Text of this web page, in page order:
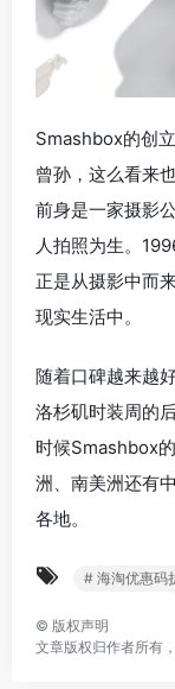
Smashbox的创
曾孙，这么看来
前身是一家摄影
人拍照为生。
正是从摄影中而
现实生活中。
随着口碑越来越
洛杉矶时装周的
时候Smashbox
洲、南美洲还有
各地。
# 海淘优惠码
© 版权声明
文章版权归作者所有